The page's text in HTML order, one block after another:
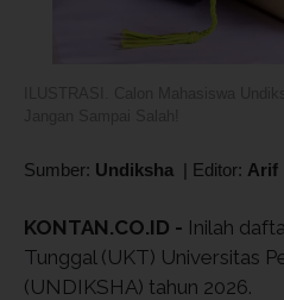
Sumber: Undiksha | Editor: Arif
KONTAN.CO.ID - Inilah
Tunggal (UKT) Universitas
(UNDIKSHA) tahun 2026.